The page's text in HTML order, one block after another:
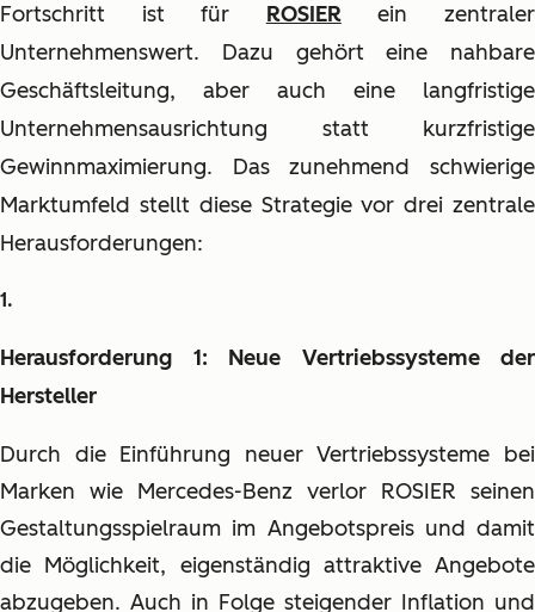
Fortschritt ist für ROSIERein zentraler
Unternehmenswert. Dazu gehört eine nahbare
Geschäftsleitung, aber auch eine langfristige
Unternehmensausrichtung statt kurzfristige
Gewinnmaximierung. Das zunehmend schwierige
Marktumfeld stellt diese Strategie vor drei zentrale
Herausforderungen:
Herausforderung 1: Neue Vertriebssysteme der
Hersteller
Durch die Einführung neuer Vertriebssysteme bei
Marken wie Mercedes-Benz verlor ROSIER seinen
Gestaltungsspielraum im Angebotspreis und damit
die Möglichkeit, eigenständig attraktive Angebote
abzugeben. Auch in Folge steigender Inflation und